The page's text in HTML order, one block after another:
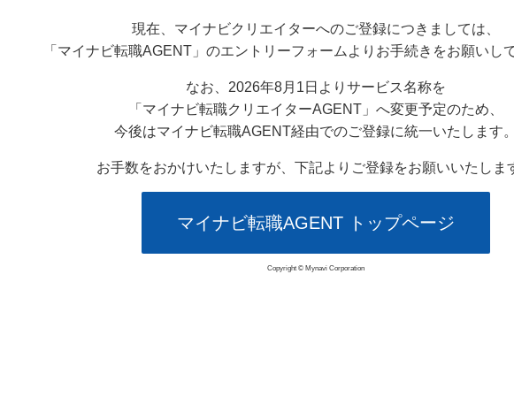
現在、マイナビクリエイターへのご登録につきましては、
「マイナビ転職AGENT」のエントリーフォームよりお手続きをお願いし
なお、2026年8月1日よりサービス名称を
「マイナビ転職クリエイターAGENT」へ変更予定のため、
今後はマイナビ転職AGENT経由でのご登録に統一いたします。
お手数をおかけいたしますが、下記よりご登録をお願いいたしま
マイナビ転職AGENT トップページ
Copyright © Mynavi Corporation